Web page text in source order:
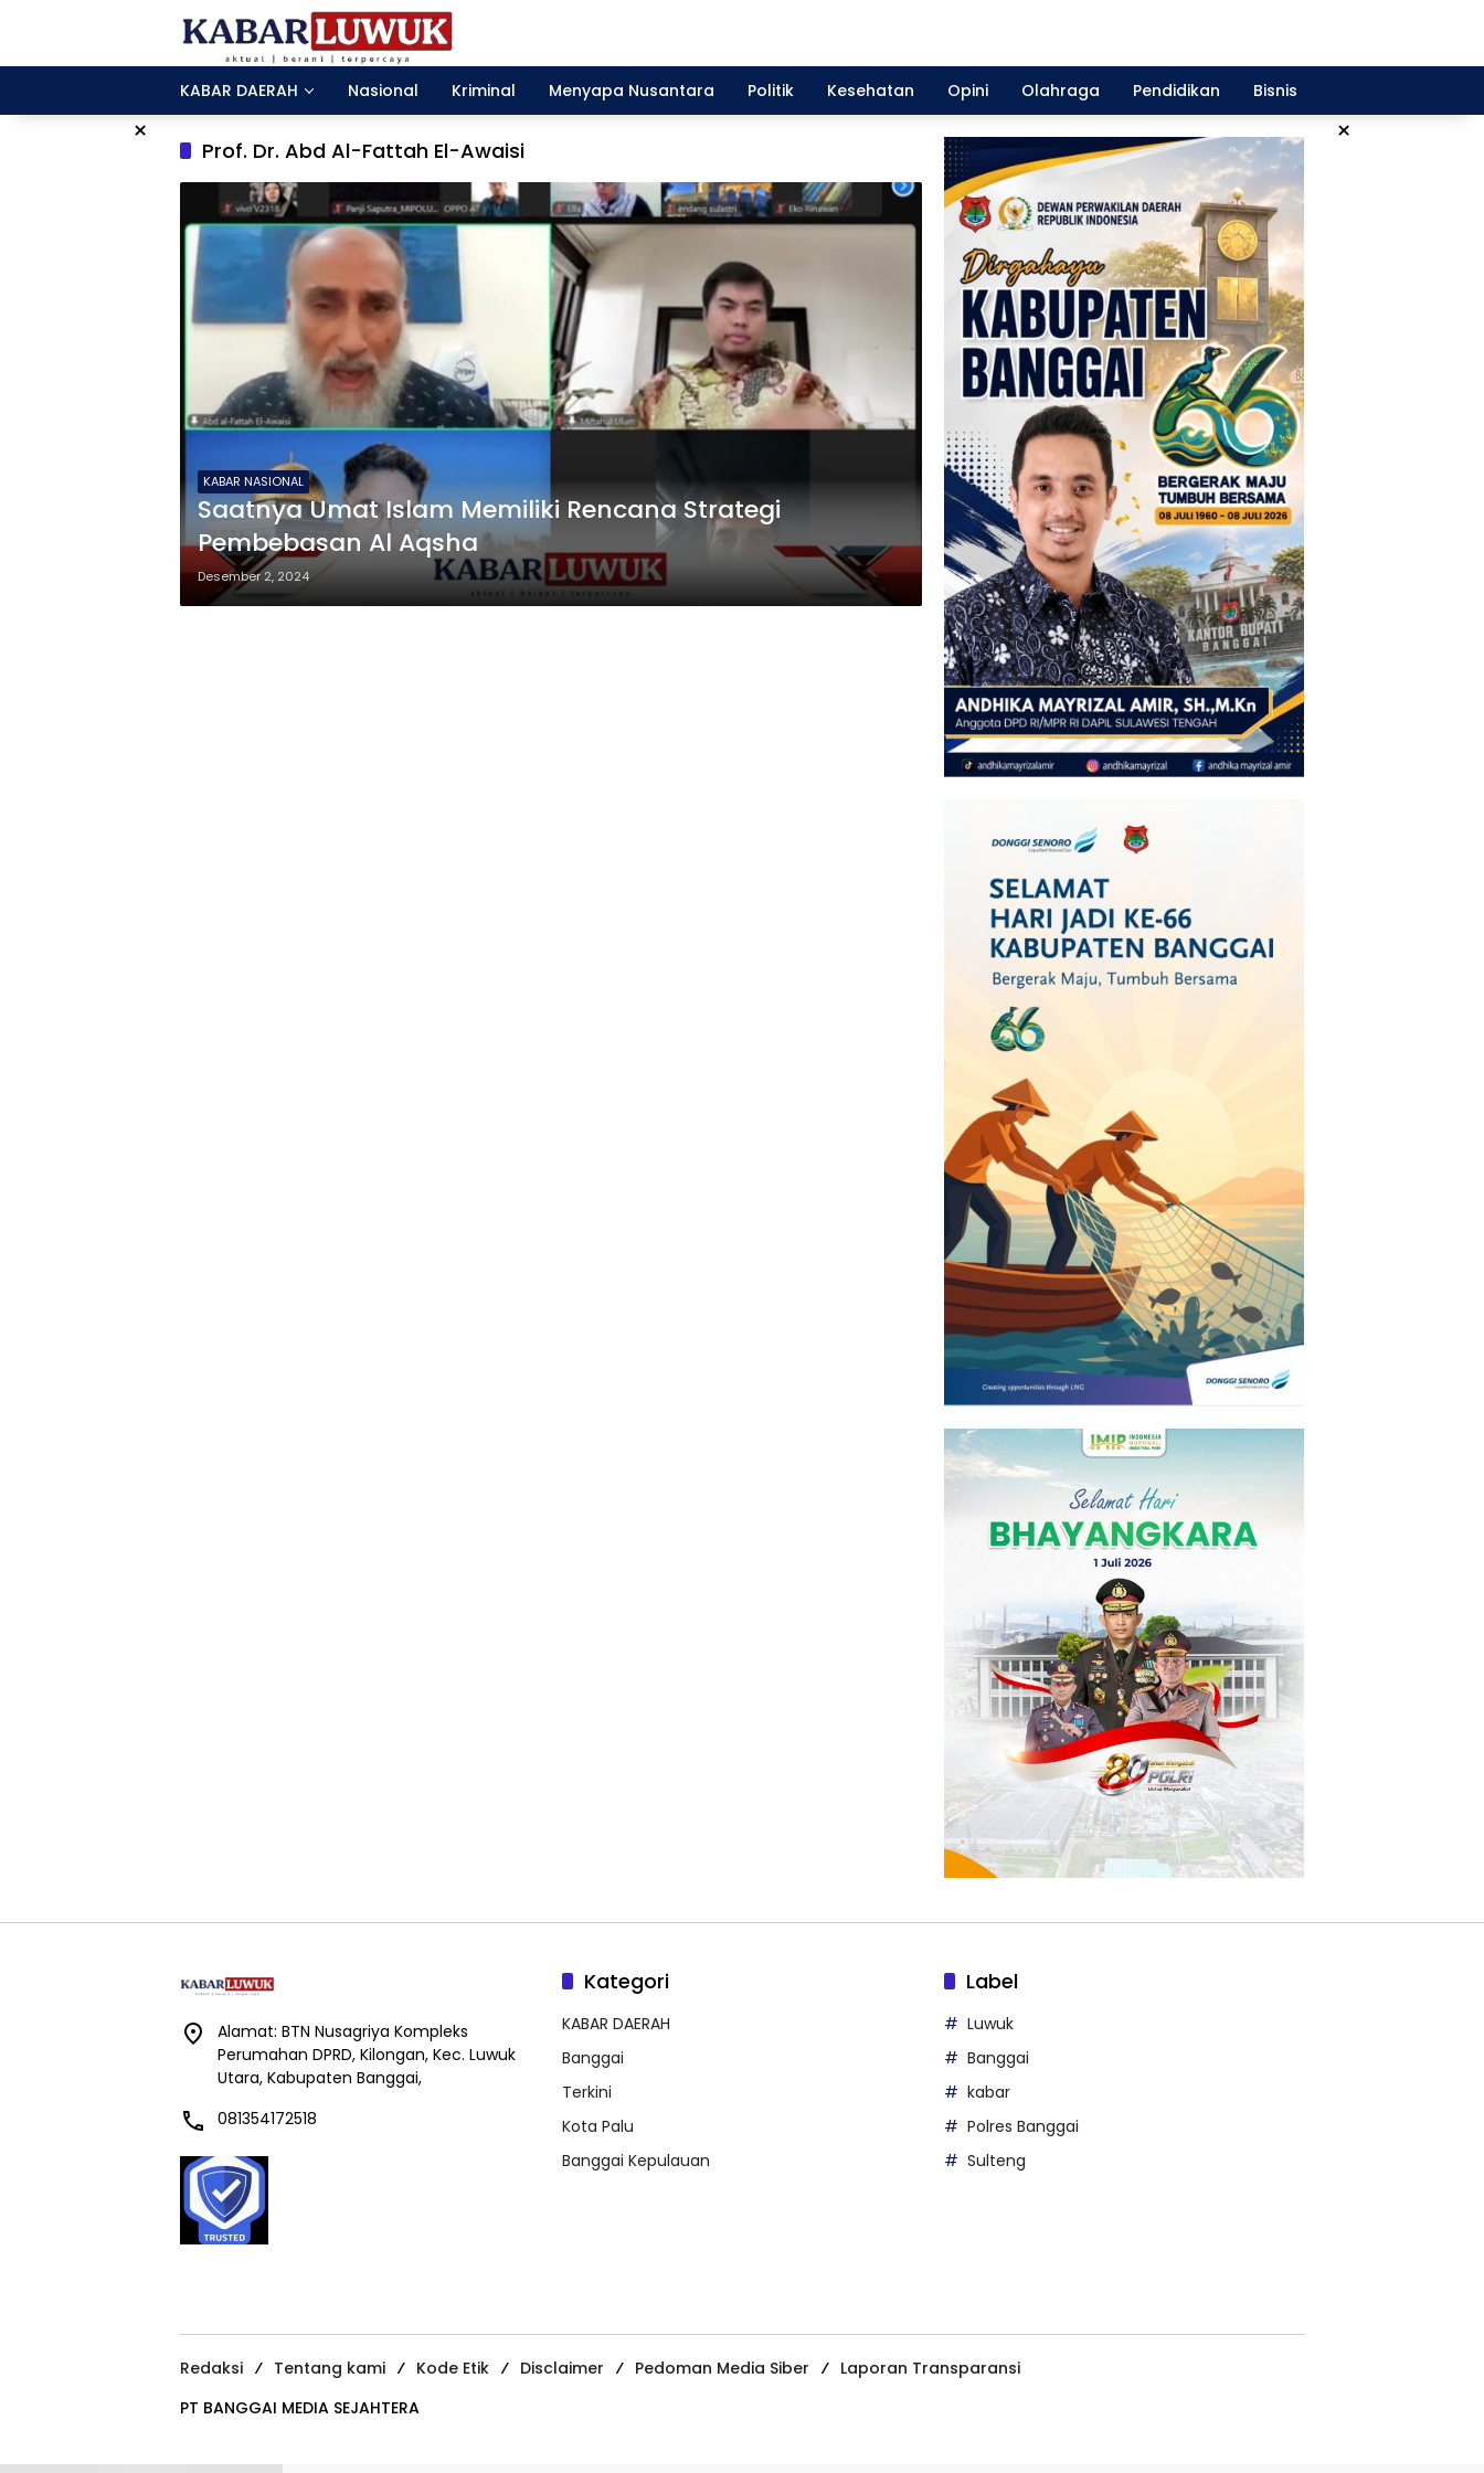
KABAR DAERAH
Nasional Kriminal Menyapa Nusantara Politik Kesehatan Opini Olahraga Pendidikan Bisnis
× ×
Prof. Dr. Abd Al-Fattah El-Awaisi
KABAR NASIONAL
Saatnya Umat Islam Memiliki Rencana Strategi
Pembebasan Al Aqsha
Desember 2, 2024
Alamat: BTN Nusagriya Kompleks
Perumahan DPRD, Kilongan, Kec. Luwuk
Utara, Kabupaten Banggai,
081354172518
Kategori
KABAR DAERAH
Banggai
Terkini
Kota Palu
Banggai Kepulauan
Label
Luwuk
Banggai
kabar
Polres Banggai
Sulteng
Redaksi Tentang kami Kode Etik Disclaimer Pedoman Media Siber
Laporan Transparansi
PT BANGGAI MEDIA SEJAHTERA